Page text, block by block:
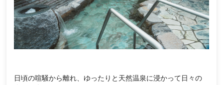
日頃の喧騒から離れ、ゆったりと天然温泉に浸かって日々の